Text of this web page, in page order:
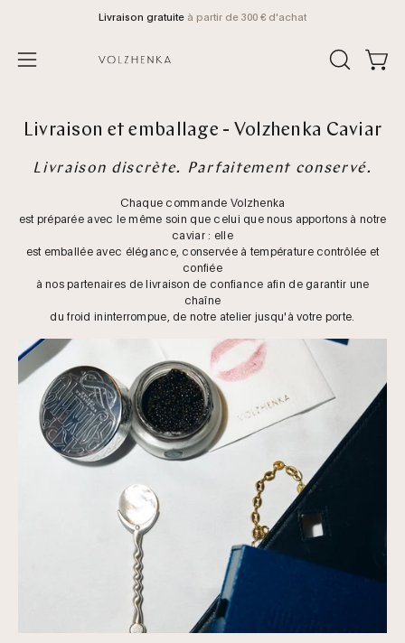
Livraison gratuite à partir de 300 € d'achat
Ouvrir
de
navigation
OUVRIR
DE
Voir
Livraison et emballage - Volzhenka Caviar
Livraison discrète. Parfaitement conservé.
Chaque commande Volzhenka
est préparée avec le même soin que celui que nous apportons à notre
caviar : elle
est emballée avec élégance, conservée à température contrôlée et
confiée
à nos partenaires de livraison de confiance afin de garantir une
chaîne
du froid ininterrompue, de notre atelier jusqu'à votre porte.